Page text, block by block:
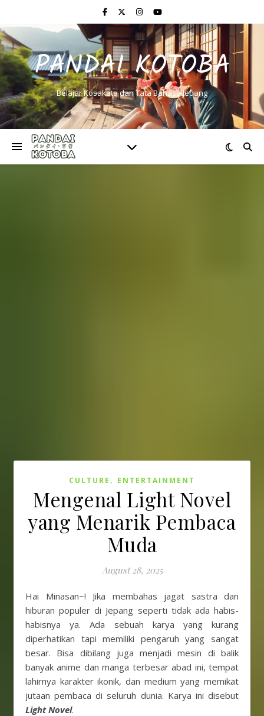
PANDAI KOTOBA
Belajar Kosakata dan Tata Bahasa Jepang
CULTURE , ENTERTAINMENT
Mengenal Light Novel
yang Menarik Pembaca
Muda
August 28, 2025
Hai Minasan~! Jika membahas jagat sastra dan
hiburan populer di Jepang seperti tidak ada habis-
habisnya ya. Ada sebuah karya yang kurang
diperhatikan tapi memiliki pengaruh yang sangat
besar. Bisa dibilang juga menjadi mesin di balik
banyak anime dan manga terbesar abad ini, tempat
lahirnya karakter ikonik, dan medium yang memikat
jutaan pembaca di seluruh dunia. Karya ini disebut
Light Novel.